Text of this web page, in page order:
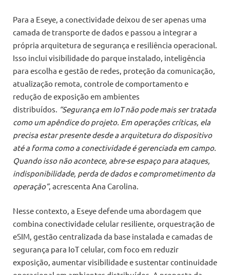
Para a Eseye, a conectividade deixou de ser apenas uma
camada de transporte de dados e passou a integrar a
própria arquitetura de segurança e resiliência operacional.
Isso inclui visibilidade do parque instalado, inteligência
para escolha e gestão de redes, proteção da comunicação,
atualização remota, controle de comportamento e
redução de exposição em ambientes
distribuídos. “Segurança em IoT não pode mais ser tratada
como um apêndice do projeto. Em operações críticas, ela
precisa estar presente desde a arquitetura do dispositivo
até a forma como a conectividade é gerenciada em campo.
Quando isso não acontece, abre-se espaço para ataques,
indisponibilidade, perda de dados e comprometimento da
operação”, acrescenta Ana Carolina.
Nesse contexto, a Eseye defende uma abordagem que
combina conectividade celular resiliente, orquestração de
eSIM, gestão centralizada da base instalada e camadas de
segurança para IoT celular, com foco em reduzir
exposição, aumentar visibilidade e sustentar continuidade